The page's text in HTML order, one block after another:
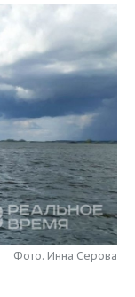
Фото: Инна Серова